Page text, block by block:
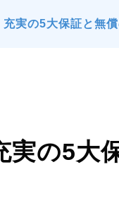
充実の5大保証と無
実の5大